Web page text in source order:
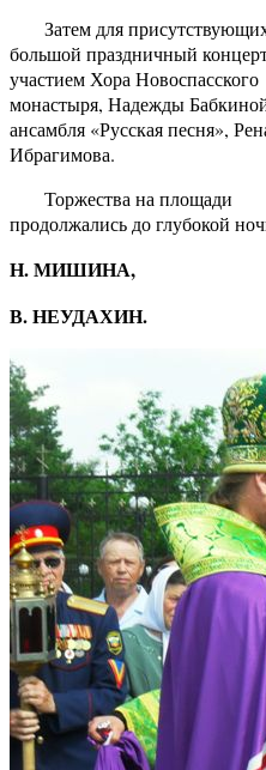
Затем для
большой праздничный
участием Хора Новоспасского
монастыря, Надежды
ансамбля «Русская песня»,
Ибрагимова.
Торжества на площади
продолжались до глубокой
Н. МИШИНА,
В. НЕУДАХИН.